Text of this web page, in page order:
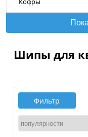
Шипы для
Фильтр